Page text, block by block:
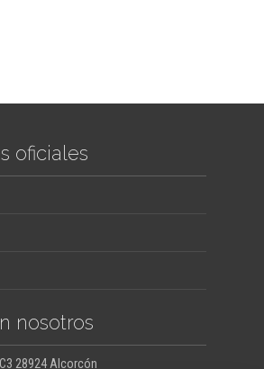
oficiales
nosotros
28924 Alcorcón